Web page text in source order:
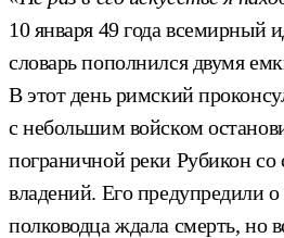
10 января 49 года всемирный
словарь пополнился двумя
В этот день римский
с небольшим войском
пограничной реки Рубикон со
владений. Его предупредили
полководца ждала смерть, но